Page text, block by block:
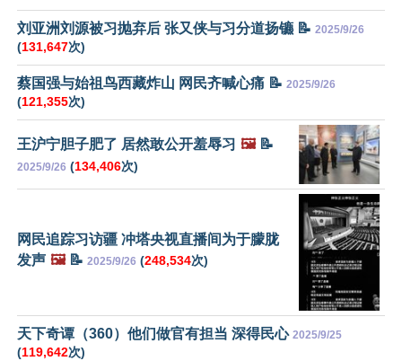
刘亚洲刘源被习抛弃后 张又侠与习分道扬镳 📝 2025/9/26
(131,647次)
蔡国强与始祖鸟西藏炸山 网民齐喊心痛 📝 2025/9/26
(121,355次)
王沪宁胆子肥了 居然敢公开羞辱习 🖼️📝
2025/9/26 (134,406次)
网民追踪习访疆 冲塔央视直播间为于朦胧
发声 🖼️📝 2025/9/26 (248,534次)
天下奇谭（360）他们做官有担当 深得民心 2025/9/25
(119,642次)